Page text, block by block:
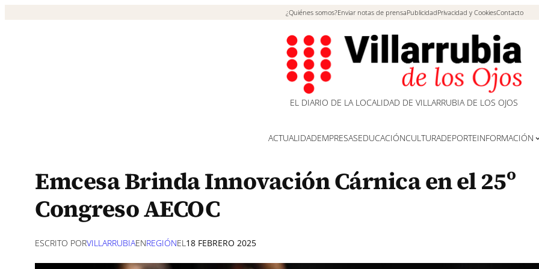
¿Quiénes somos?Enviar notas de prensaPublicidadPrivacidad y CookiesContacto
EL DIARIO DE LA LOCALIDAD DE VILLARRUBIA DE LOS OJOS
ACTUALIDADEMPRESASEDUCACIÓNCULTURADEPORTEINFORMACIÓN
Emcesa Brinda Innovación Cárnica en el 25º
Congreso AECOC
ESCRITO PORVILLARRUBIAENREGIÓNEL18 FEBRERO 2025